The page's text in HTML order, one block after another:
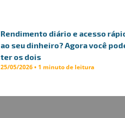
Rendimento diário e acesso
ao seu dinheiro? Agora você
ter os dois
25/05/2026 • 1 minuto de leitura